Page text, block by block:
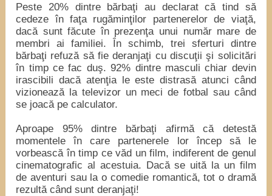
Peste 20% dintre bărbaţi au declarat că tind să
cedeze în faţa rugăminţilor partenerelor de viaţă,
dacă sunt făcute în prezenţa unui număr mare de
membri ai familiei. În schimb, trei sferturi dintre
bărbaţi refuză să fie deranjaţi cu discuţii şi solicitări
în timp ce fac duş. 92% dintre masculi chiar devin
irascibili dacă atenţia le este distrasă atunci când
vizionează la televizor un meci de fotbal sau când
se joacă pe calculator.
Aproape 95% dintre bărbaţi afirmă că detestă
momentele în care partenerele lor încep să le
vorbească în timp ce văd un film, indiferent de genul
cinematografic al acestuia. Dacă se uită la un film
de aventuri sau la o comedie romantică, tot o dramă
rezultă când sunt deranjaţi!